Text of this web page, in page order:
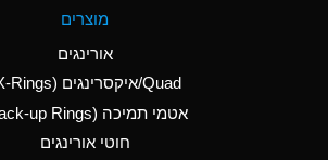
Aluminum Nitrate
(Aqueous)
Aluminum Phosphate
מוצרים
אורינגים
Quad/איקסרינגים (X-Rings)
אטמי תמיכה (Back-up Rings)
חוטי אורינגים